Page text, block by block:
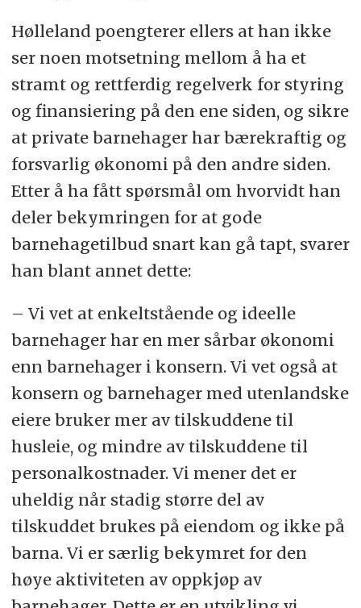
Hølleland poengterer ellers at han ikke
ser noen motsetning mellom å ha et
stramt og rettferdig regelverk for styring
og finansiering på den ene siden, og sikre
at private barnehager har bærekraftig og
forsvarlig økonomi på den andre siden.
Etter å ha fått spørsmål om hvorvidt han
deler bekymringen for at gode
barnehagetilbud snart kan gå tapt, svarer
han blant annet dette:
– Vi vet at enkeltstående og ideelle
barnehager har en mer sårbar økonomi
enn barnehager i konsern. Vi vet også at
konsern og barnehager med utenlandske
eiere bruker mer av tilskuddene til
husleie, og mindre av tilskuddene til
personalkostnader. Vi mener det er
uheldig når stadig større del av
tilskuddet brukes på eiendom og ikke på
barna. Vi er særlig bekymret for den
høye aktiviteten av oppkjøp av